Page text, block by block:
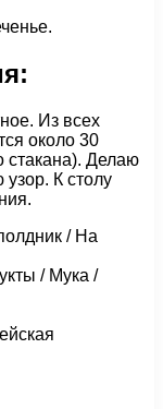
Из всех
около 30
стакана). Делаю
К столу
/ На
/ Мука /